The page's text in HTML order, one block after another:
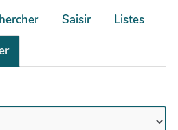
Saisir
Listes